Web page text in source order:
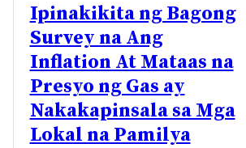
Ipinakikita ng Bagong
Survey na Ang
Inflation At Mataas na
Presyo ng Gas ay
Nakakapinsala sa Mga
Lokal na Pamilya